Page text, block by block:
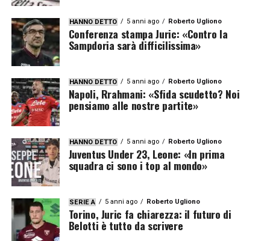
HANNO DETTO 5 anni ago Roberto Ugliono
Conferenza stampa Juric: «Contro la
Sampdoria sarà difficilissima»
HANNO DETTO 5 anni ago Roberto Ugliono
Napoli, Rrahmani: «Sfida scudetto? Noi
pensiamo alle nostre partite»
HANNO DETTO 5 anni ago Roberto Ugliono
Juventus Under 23, Leone: «In prima
squadra ci sono i top al mondo»
SERIE A 5 anni ago Roberto Ugliono
Torino, Juric fa chiarezza: il futuro di
Belotti è tutto da scrivere